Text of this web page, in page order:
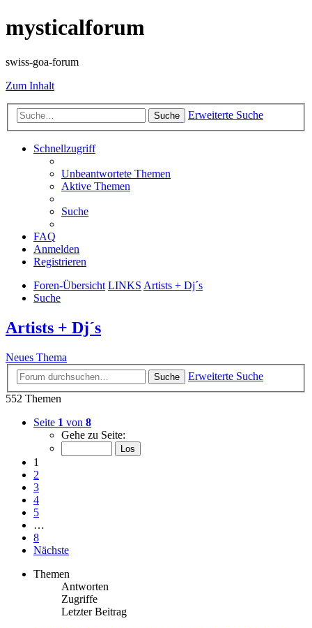
mysticalforum
swiss-goa-forum
Zum Inhalt
Suche Erweiterte Suche
Schnellzugriff
Unbeantwortete Themen
Aktive Themen
Suche
FAQ
Anmelden
Registrieren
Foren-Übersicht LINKS Artists + Dj´s
Suche
Artists + Dj´s
Neues Thema
Suche
Erweiterte Suche
552 Themen
Seite 1 von 8
Gehe zu Seite:
1
2
3
4
5
…
8
Nächste
Themen
Antworten
Zugriffe
Letzter Beitrag